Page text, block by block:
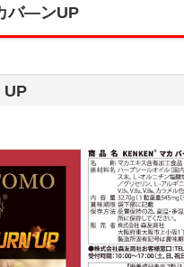
バ—ンUP
UP